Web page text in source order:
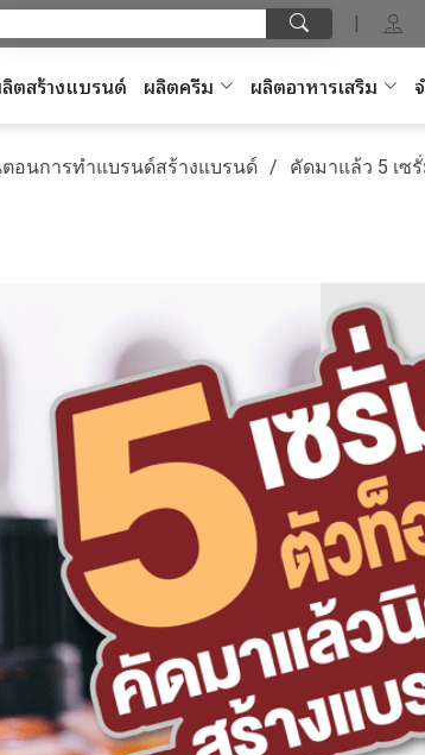
|
ตสร้างแบรนด์ ผลิตครีม ผลิตอาหารเสริม
อนการทำแบรนด์สร้างแบรนด์ คัดมาแล้ว 5 เซ